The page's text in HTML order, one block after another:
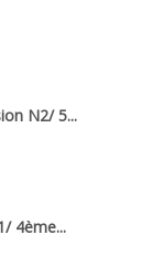
N2/ 5...
4ème...